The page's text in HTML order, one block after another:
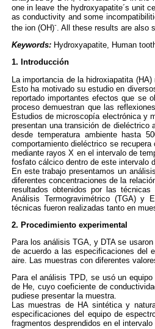
one in leave the hydroxyapatite´s unit
as conductivity and some
the ion (OH)-. All these results are also
Keywords: Hydroxyapatite, Human
1. Introducción
La importancia de la hidroxiapatita
Esto ha motivado su estudio en
reportado importantes efectos que se
proceso demuestran que las
Estudios de microscopía electrónica y
presentan una transición de
desde temperatura ambiente hasta
comportamiento dieléctrico se
mediante rayos X en el intervalo de
fosfato cálcico dentro de este intervalo
En este trabajo presentamos un
diferentes concentraciones de la
resultados obtenidos por las técnicas
Análisis Termogravimétrico (TGA) y
técnicas fueron realizadas tanto en
2. Procedimiento experimental
Para los análisis TGA, y DTA se
de acuerdo a las especificaciones del
aire. Las muestras con diferentes
Para el análisis TPD, se usó un
de He, cuyo coeficiente de
pudiese presentar la muestra.
Las muestras de HA sintética y
especificaciones del equipo de
fragmentos desprendidos en el